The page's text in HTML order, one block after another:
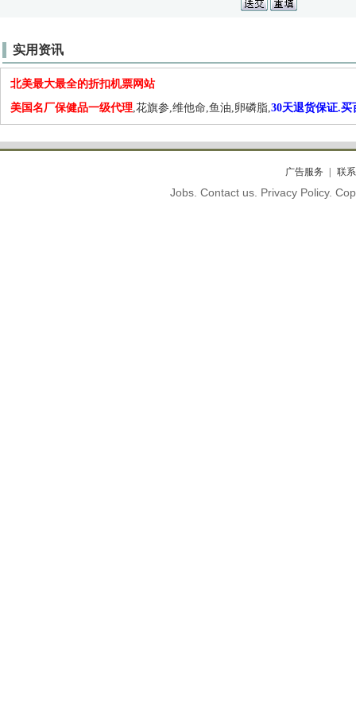
实用资讯
北美最大最全的折扣机票网站
美国名厂保健品一级代理,花旗参,维他命,鱼油,卵磷脂,30天退货保证.买
广告服务 联
Jobs. Contact us. Privacy Policy.